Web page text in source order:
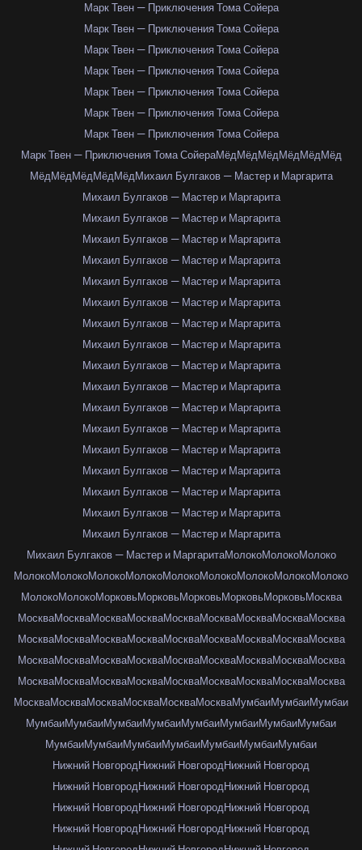
Марк Твен — Приключения Тома Сойера
Марк Твен — Приключения Тома Сойера
Марк Твен — Приключения Тома Сойера
Марк Твен — Приключения Тома Сойера
Марк Твен — Приключения Тома Сойера
Марк Твен — Приключения Тома Сойера
Марк Твен — Приключения Тома Сойера
Марк Твен — Приключения Тома СойераМёдМёдМёдМёдМёдМёд
МёдМёдМёдМёдМёдМихаил Булгаков — Мастер и Маргарита
Михаил Булгаков — Мастер и Маргарита
Михаил Булгаков — Мастер и Маргарита
Михаил Булгаков — Мастер и Маргарита
Михаил Булгаков — Мастер и Маргарита
Михаил Булгаков — Мастер и Маргарита
Михаил Булгаков — Мастер и Маргарита
Михаил Булгаков — Мастер и Маргарита
Михаил Булгаков — Мастер и Маргарита
Михаил Булгаков — Мастер и Маргарита
Михаил Булгаков — Мастер и Маргарита
Михаил Булгаков — Мастер и Маргарита
Михаил Булгаков — Мастер и Маргарита
Михаил Булгаков — Мастер и Маргарита
Михаил Булгаков — Мастер и Маргарита
Михаил Булгаков — Мастер и Маргарита
Михаил Булгаков — Мастер и Маргарита
Михаил Булгаков — Мастер и Маргарита
Михаил Булгаков — Мастер и МаргаритаМолокоМолокоМолоко
МолокоМолокоМолокоМолокоМолокоМолокоМолокоМолокоМолоко
МолокоМолокоМорковьМорковьМорковьМорковьМорковьМосква
МоскваМоскваМоскваМоскваМоскваМоскваМоскваМоскваМосква
МоскваМоскваМоскваМоскваМоскваМоскваМоскваМоскваМосква
МоскваМоскваМоскваМоскваМоскваМоскваМоскваМоскваМосква
МоскваМоскваМоскваМоскваМоскваМоскваМоскваМоскваМосква
МоскваМоскваМоскваМоскваМоскваМоскваМумбаиМумбаиМумбаи
МумбаиМумбаиМумбаиМумбаиМумбаиМумбаиМумбаиМумбаи
МумбаиМумбаиМумбаиМумбаиМумбаиМумбаиМумбаи
Нижний НовгородНижний НовгородНижний Новгород
Нижний НовгородНижний НовгородНижний Новгород
Нижний НовгородНижний НовгородНижний Новгород
Нижний НовгородНижний НовгородНижний Новгород